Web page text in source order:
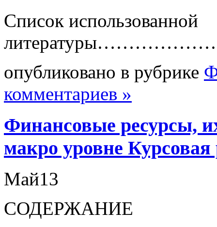
Список использованной
опубликовано в рубрике
комментариев »
Финансовые ресурсы,
макро уровне
Май13
СОДЕРЖАНИЕ